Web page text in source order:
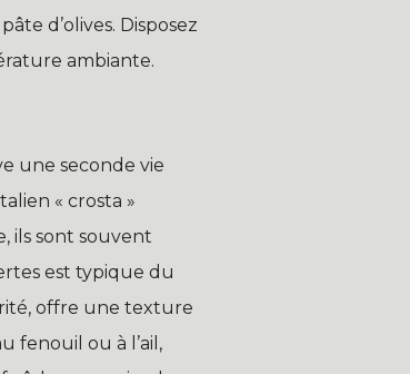
d’olives. Disposez
ambiante.
une seconde vie
« crosta »
ils sont souvent
est typique du
offre une texture
fenouil ou à l’ail,